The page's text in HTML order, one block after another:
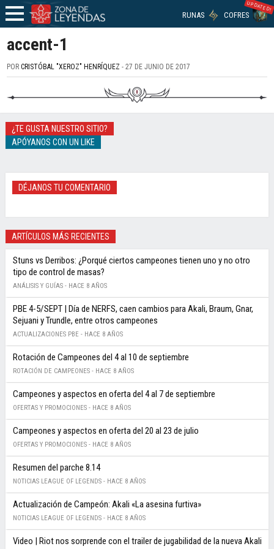
RUNAS COFRES
UPDATED!
accent-1
PORCRISTÓBAL "XEROZ" HENRÍQUEZ - 27 DE JUNIO DE 2017
¿TE GUSTA NUESTRO SITIO?
APÓYANOS CON UN LIKE
DÉJANOS TU COMENTARIO
ARTÍCULOS MÁS RECIENTES
Stuns vs Derribos: ¿Porqué ciertos campeones tienen uno y no otro
tipo de control de masas?
ANÁLISIS Y GUÍAS - HACE 8 AÑOS
PBE 4-5/SEPT | Día de NERFS, caen cambios para Akali, Braum, Gnar,
Sejuani y Trundle, entre otros campeones
ACTUALIZACIONES PBE - HACE 8 AÑOS
Rotación de Campeones del 4 al 10 de septiembre
ROTACIÓN DE CAMPEONES - HACE 8 AÑOS
Campeones y aspectos en oferta del 4 al 7 de septiembre
OFERTAS Y PROMOCIONES - HACE 8 AÑOS
Campeones y aspectos en oferta del 20 al 23 de julio
OFERTAS Y PROMOCIONES - HACE 8 AÑOS
Resumen del parche 8.14
NOTICIAS LEAGUE OF LEGENDS - HACE 8 AÑOS
Actualización de Campeón: Akali «La asesina furtiva»
NOTICIAS LEAGUE OF LEGENDS - HACE 8 AÑOS
Video | Riot nos sorprende con el trailer de jugabilidad de la nueva Akali